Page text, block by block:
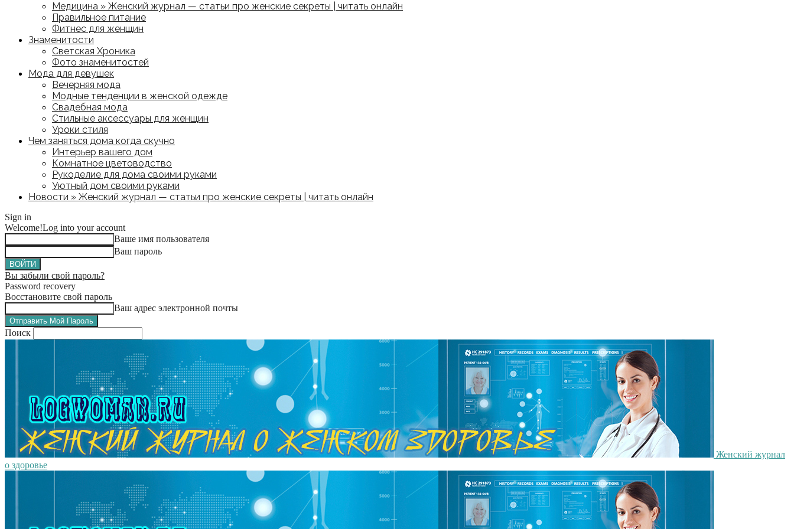
Медицина » Женский журнал — статьи про женские секреты | читать онлайн
Правильное питание
Фитнес для женщин
Знаменитости
Светская Хроника
Фото знаменитостей
Мода для девушек
Вечерняя мода
Модные тенденции в женской одежде
Свадебная мода
Стильные аксессуары для женщин
Уроки стиля
Чем заняться дома когда скучно
Интерьер вашего дом
Комнатное цветоводство
Рукоделие для дома своими руками
Уютный дом своими руками
Новости » Женский журнал — статьи про женские секреты | читать онлайн
Sign in
Welcome!Log into your account
Ваше имя пользователя
Ваш пароль
Вы забыли свой пароль?
Password recovery
Восстановите свой пароль
Ваш адрес электронной почты
Поиск
Женский журнал
о здоровье